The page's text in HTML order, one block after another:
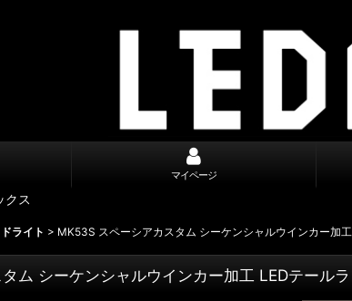
マイページ
ライト > MK53S スペーシアカスタム シーケンシャルウインカー加
ム シーケンシャルウインカー加工 LEDテール